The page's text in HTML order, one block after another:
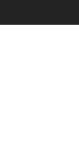
al